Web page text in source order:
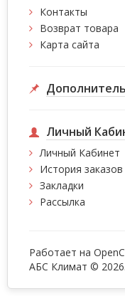
Контакты
Возврат товара
Карта сайта
Личный
Личный Кабинет
История заказов
Закладки
Рассылка
Работает на
АБС Климат ©